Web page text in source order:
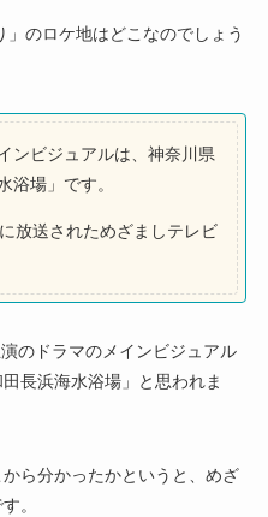
のロケ地はどこなのでしょう
ンビジュアルは、神奈川県
浴場」です。
放送されためざましテレビ
のドラマのメインビジュアル
長浜海水浴場」と思われま
ら分かったかというと、めざ
。